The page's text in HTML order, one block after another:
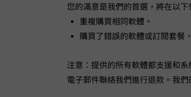
您的滿意是我們的首選，VideoHunter 將
重複購買相同軟體。
購買了錯誤的軟體或訂閱套餐，並
注意：VideoHunter 提供的所有軟體都支
電子郵件聯絡我們進行退款。我